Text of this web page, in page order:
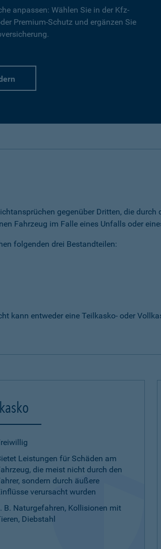
anpassen: Wählen Sie in der Kfz-
Premium-Schutz und ergänzen Sie
gegenüber Dritten, die durch
Fahrzeug im Falle eines Unfalls oder
folgenden drei Bestandteilen:
kann entweder eine Teilkasko- oder
Leistungen für Schäden am
die meist nicht durch den
sondern durch äußere
verursacht wurden
B. Naturgefahren, Kollisionen mit
Diebstahl